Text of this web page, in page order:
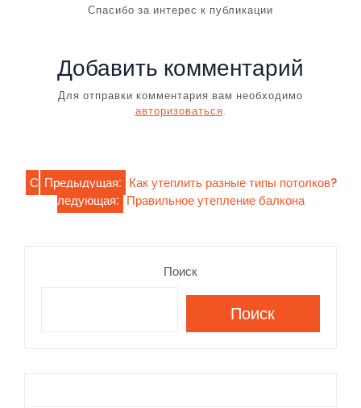
Спасибо за интерес к публикации
Добавить комментарий
Для отправки комментария вам необходимо
авторизоваться.
Навигация
Предыдущая: Как утеплить разные типы потолков?
С
ледующая: Правильное утепление балкона
Поиск
Поиск